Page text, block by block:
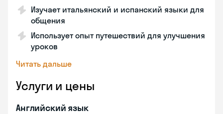
Изучает итальянский и испанский языки для
общения
Использует опыт путешествий для улучшения
уроков
Читать дальше
Услуги и цены
Английский язык